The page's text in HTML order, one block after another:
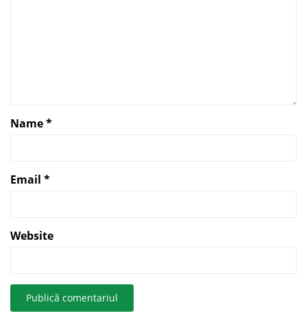
Name*
Email *
Website